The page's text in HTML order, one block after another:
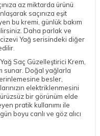
az miktarda ürünü
saçınıza eşit
bu kremi, günlük bakım
Daha parlak ve
Yağ serisindeki diğer
Saç Güzelleştirici Krem,
sunar. Doğal yağlarla
besler,
elektriklenmesini
bir görünüm elde
pratik kullanımı ile
boyu canlı ve göz alıcı